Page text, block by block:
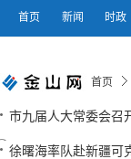
首页 新闻 时政
首页
市九届人大常委会召
徐曙海率队赴新疆可